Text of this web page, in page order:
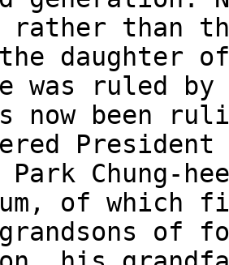
rather than
the daughter
was ruled
now been
Chung-
of which
of